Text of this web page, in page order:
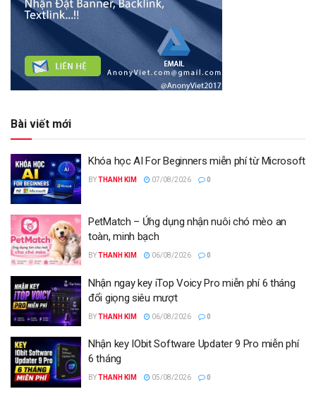
Bài viết mới
Khóa học AI For Beginners miễn phí từ Microsoft
BYTHANH KIM 07/08/2026 0
PetMatch – Ứng dụng nhận nuôi chó mèo an
toàn, minh bạch
BYTHANH KIM 06/08/2026 0
Nhận ngay key iTop Voicy Pro miễn phí 6 tháng
đổi giọng siêu mượt
BYTHANH KIM 06/08/2026 0
Nhận key IObit Software Updater 9 Pro miễn phí
6 tháng
BYTHANH KIM 05/08/2026 0